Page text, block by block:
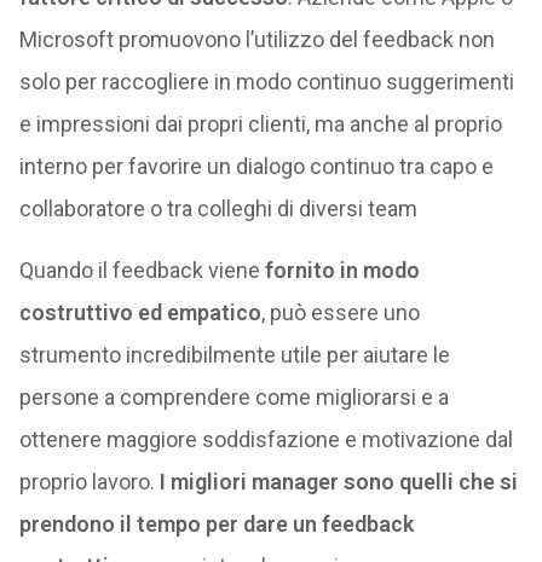
Microsoft promuovono l’utilizzo del feedback non
solo per raccogliere in modo continuo suggerimenti
e impressioni dai propri clienti, ma anche al proprio
interno per favorire un dialogo continuo tra capo e
collaboratore o tra colleghi di diversi team
Quando il feedback viene fornito in modo
costruttivo ed empatico, può essere uno
strumento incredibilmente utile per aiutare le
persone a comprendere come migliorarsi e a
ottenere maggiore soddisfazione e motivazione dal
proprio lavoro. I migliori manager sono quelli che si
prendono il tempo per dare un feedback